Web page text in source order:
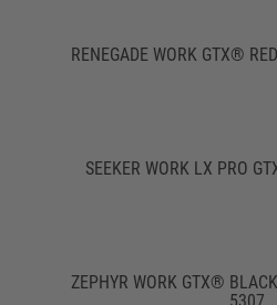
RENEGADE WORK GTX®
SEEKER WORK LX PRO
ZEPHYR WORK GTX®
5307